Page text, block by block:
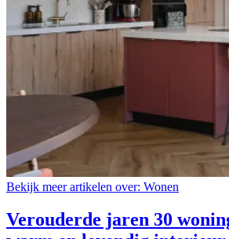
Bekijk meer artikelen over: Wonen
Verouderde jaren 30